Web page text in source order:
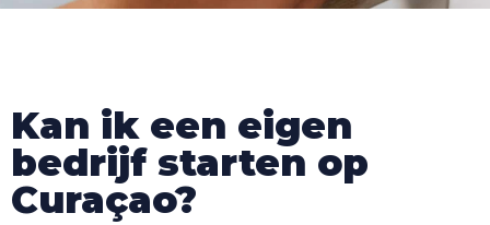
Kan ik een eigen
bedrijf starten op
Curaçao?